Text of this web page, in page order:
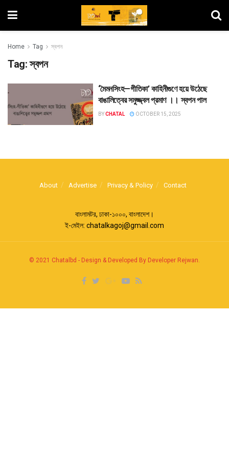
Home Tag স্বপন
Tag:স্বপন
‘মৈমনসিংহ—গীতিকা’ কাহিনীগুণে হয়ে উঠেছে
বাঙালিত্বের সমুজ্জ্বল প্রমাণ ।। স্বপন পাল
BYCHATAL OCTOBER 15, 2025
About Advertise Privacy & Policy Contact
বাংলামটর, ঢাকা-১০০০, বাংলাদেশ।
ই-মেইল: chatalkagoj@gmail.com
© 2021 Chatalbd - Design & Developed By Developer Rejwan.